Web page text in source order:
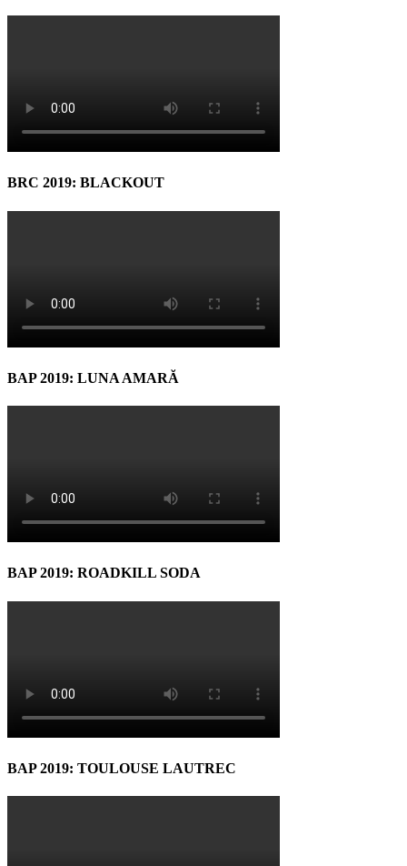
BRC 2019: BLACKOUT
BAP 2019: LUNA AMARĂ
BAP 2019: ROADKILL SODA
BAP 2019: TOULOUSE LAUTREC